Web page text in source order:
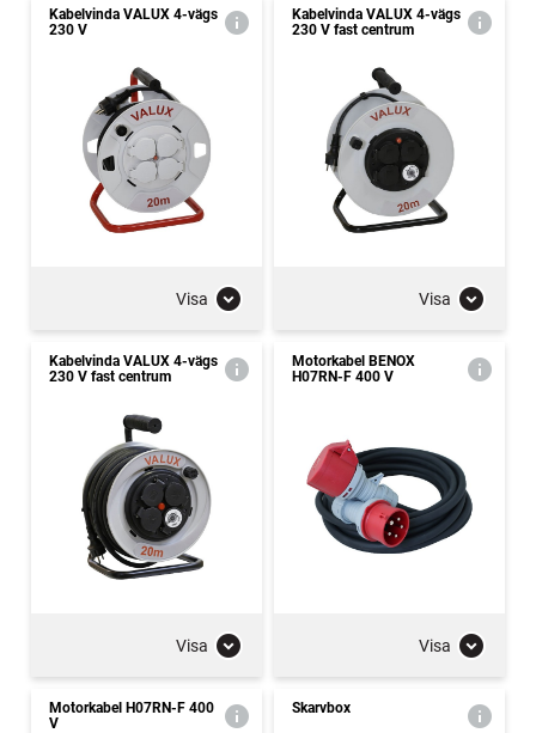
Kabelvinda VALUX 4-vägs
230 V
Visa
Kabelvinda VALUX 4-vägs
230 V fast centrum
Visa
Kabelvinda VALUX 4-vägs
230 V fast centrum
Visa
Motorkabel BENOX
H07RN-F 400 V
Visa
Motorkabel H07RN-F 400
V
Skarvbox